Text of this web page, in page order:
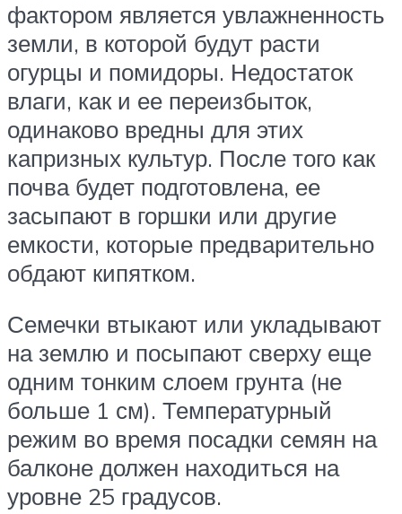
фактором является увлажненность
земли, в которой будут расти
огурцы и помидоры. Недостаток
влаги, как и ее переизбыток,
одинаково вредны для этих
капризных культур. После того как
почва будет подготовлена, ее
засыпают в горшки или другие
емкости, которые предварительно
обдают кипятком.
Семечки втыкают или укладывают
на землю и посыпают сверху еще
одним тонким слоем грунта (не
больше 1 см). Температурный
режим во время посадки семян на
балконе должен находиться на
уровне 25 градусов.